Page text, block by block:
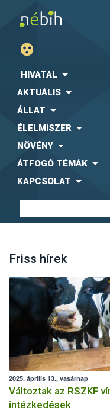
HIVATAL
AKTUÁLIS
ÁLLAT
ÉLELMISZER
NÖVÉNY
ÁTFOGÓ TÉMÁK
KAPCSOLAT
Friss hírek
2025. április 13., vasárnap
Változtak az RSZKF
intézkedések